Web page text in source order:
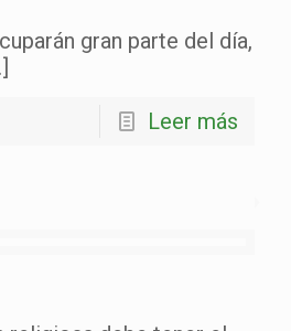
gran parte del día,
Leer más